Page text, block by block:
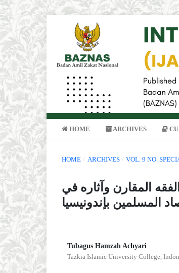
HOME ARCHIVES
HOME / ARCHIVES / VOL. 9 NO.
المقارن وآثاره في
المسلمين بإندونيسيا
Tubagus Hamzah Achyari
Tazkia Islamic University College,